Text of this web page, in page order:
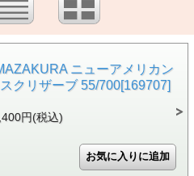
ニューアメリカン
クリザーブ 55/700[169707]
円(税込)